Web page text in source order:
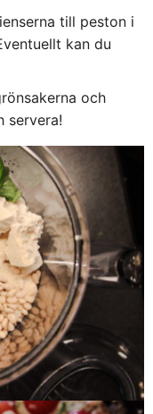
till peston i
kan du
och
servera!